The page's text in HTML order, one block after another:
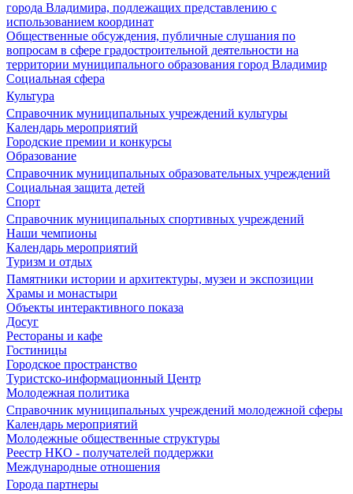
города Владимира, подлежащих представлению с
использованием координат
Общественные обсуждения, публичные слушания по
вопросам в сфере градостроительной деятельности на
территории муниципального образования город Владимир
Социальная сфера
Культура
Справочник муниципальных учреждений культуры
Календарь мероприятий
Городские премии и конкурсы
Образование
Справочник муниципальных образовательных учреждений
Социальная защита детей
Спорт
Справочник муниципальных спортивных учреждений
Наши чемпионы
Календарь мероприятий
Туризм и отдых
Памятники истории и архитектуры, музеи и экспозиции
Храмы и монастыри
Объекты интерактивного показа
Досуг
Рестораны и кафе
Гостиницы
Городское пространство
Туристско-информационный Центр
Молодежная политика
Справочник муниципальных учреждений молодежной сферы
Календарь мероприятий
Молодежные общественные структуры
Реестр НКО - получателей поддержки
Международные отношения
Города партнеры